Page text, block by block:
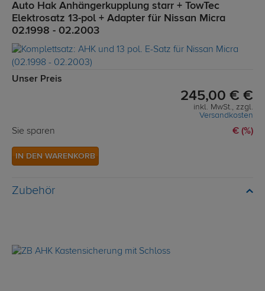
Auto Hak Anhängerkupplung starr + TowTec
Elektrosatz 13-pol + Adapter für Nissan Micra
02.1998 - 02.2003
Unser Preis
245,00 € €
inkl. MwSt., zzgl.
Versandkosten
Sie sparen € (%)
IN DEN WARENKORB
Zubehör